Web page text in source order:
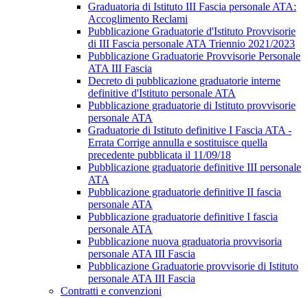
Graduatoria di Istituto III Fascia personale ATA:
Accoglimento Reclami
Pubblicazione Graduatorie d'Istituto Provvisorie
di III Fascia personale ATA Triennio 2021/2023
Pubblicazione Graduatorie Provvisorie Personale
ATA III Fascia
Decreto di pubblicazione graduatorie interne
definitive d'Istituto personale ATA
Pubblicazione graduatorie di Istituto provvisorie
personale ATA
Graduatorie di Istituto definitive I Fascia ATA -
Errata Corrige annulla e sostituisce quella
precedente pubblicata il 11/09/18
Pubblicazione graduatorie definitive III personale
ATA
Pubblicazione graduatorie definitive II fascia
personale ATA
Pubblicazione graduatorie definitive I fascia
personale ATA
Pubblicazione nuova graduatoria provvisoria
personale ATA III Fascia
Pubblicazione Graduatorie provvisorie di Istituto
personale ATA III Fascia
Contratti e convenzioni